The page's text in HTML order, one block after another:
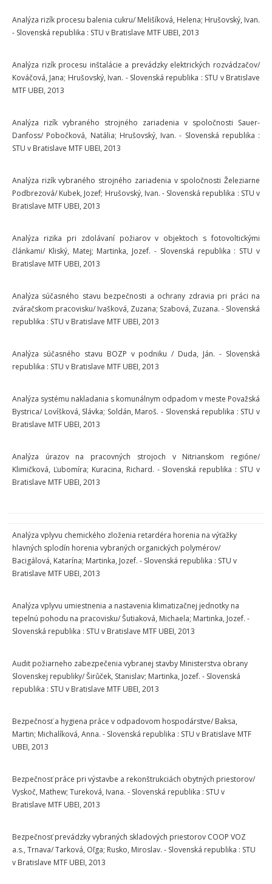
Analýza rizík procesu balenia cukru/ Melišíková, Helena; Hrušovský, Ivan.
- Slovenská republika : STU v Bratislave MTF UBEI, 2013
Analýza rizík procesu inštalácie a prevádzky elektrických rozvádzačov/
Kováčová, Jana; Hrušovský, Ivan. - Slovenská republika : STU v Bratislave
MTF UBEI, 2013
Analýza rizík vybraného strojného zariadenia v spoločnosti Sauer-
Danfoss/ Pobočková, Natália; Hrušovský, Ivan. - Slovenská republika :
STU v Bratislave MTF UBEI, 2013
Analýza rizík vybraného strojného zariadenia v spoločnosti Železiarne
Podbrezová/ Kubek, Jozef; Hrušovský, Ivan. - Slovenská republika : STU v
Bratislave MTF UBEI, 2013
Analýza rizika pri zdolávaní požiarov v objektoch s fotovoltickými
článkami/ Kliský, Matej; Martinka, Jozef. - Slovenská republika : STU v
Bratislave MTF UBEI, 2013
Analýza súčasného stavu bezpečnosti a ochrany zdravia pri práci na
zváračskom pracovisku/ Ivašková, Zuzana; Szabová, Zuzana. - Slovenská
republika : STU v Bratislave MTF UBEI, 2013
Analýza súčasného stavu BOZP v podniku / Duda, Ján. - Slovenská
republika : STU v Bratislave MTF UBEI, 2013
Analýza systému nakladania s komunálnym odpadom v meste Považská
Bystrica/ Lovíšková, Slávka; Soldán, Maroš. - Slovenská republika : STU v
Bratislave MTF UBEI, 2013
Analýza úrazov na pracovných strojoch v Nitrianskom regióne/
Klimičková, Ľubomíra; Kuracina, Richard. - Slovenská republika : STU v
Bratislave MTF UBEI, 2013
Analýza vplyvu chemického zloženia retardéra horenia na výťažky
hlavných splodín horenia vybraných organických polymérov/
Bacigálová, Katarína; Martinka, Jozef. - Slovenská republika : STU v
Bratislave MTF UBEI, 2013
Analýza vplyvu umiestnenia a nastavenia klimatizačnej jednotky na
tepelnú pohodu na pracovisku/ Šutiaková, Michaela; Martinka, Jozef. -
Slovenská republika : STU v Bratislave MTF UBEI, 2013
Audit požiarneho zabezpečenia vybranej stavby Ministerstva obrany
Slovenskej republiky/ Širůček, Stanislav; Martinka, Jozef. - Slovenská
republika : STU v Bratislave MTF UBEI, 2013
Bezpečnosť a hygiena práce v odpadovom hospodárstve/ Baksa,
Martin; Michalíková, Anna. - Slovenská republika : STU v Bratislave MTF
UBEI, 2013
Bezpečnosť práce pri výstavbe a rekonštrukciách obytných priestorov/
Vyskoč, Mathew; Tureková, Ivana. - Slovenská republika : STU v
Bratislave MTF UBEI, 2013
Bezpečnosť prevádzky vybraných skladových priestorov COOP VOZ
a.s., Trnava/ Tarková, Oľga; Rusko, Miroslav. - Slovenská republika : STU
v Bratislave MTF UBEI, 2013